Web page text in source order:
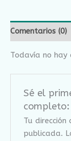
Comentarios (0)
Todavía no hay
Sé el
Tu dirección
publicada.